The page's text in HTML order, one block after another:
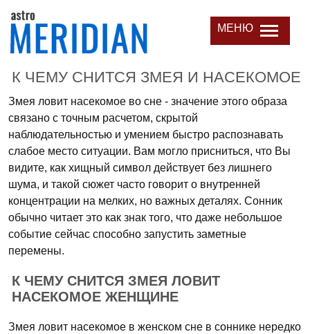
МЕНЮ
К ЧЕМУ СНИТСЯ ЗМЕЯ И НАСЕКОМОЕ
Змея ловит насекомое во сне - значение этого образа
связано с точным расчетом, скрытой
наблюдательностью и умением быстро распознавать
слабое место ситуации. Вам могло присниться, что Вы
видите, как хищный символ действует без лишнего
шума, и такой сюжет часто говорит о внутренней
концентрации на мелких, но важных деталях. Сонник
обычно читает это как знак того, что даже небольшое
событие сейчас способно запустить заметные
перемены.
К ЧЕМУ СНИТСЯ ЗМЕЯ ЛОВИТ
НАСЕКОМОЕ ЖЕНЩИНЕ
Змея ловит насекомое в женском сне в соннике нередко